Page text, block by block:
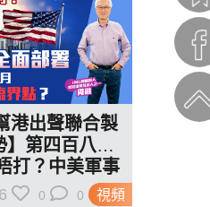
視頻
港出聲聯合製
第四百八十
打？中美軍事
年1月台灣
0 0